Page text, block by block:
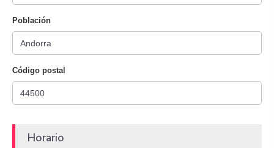
Población
Código postal
Horario